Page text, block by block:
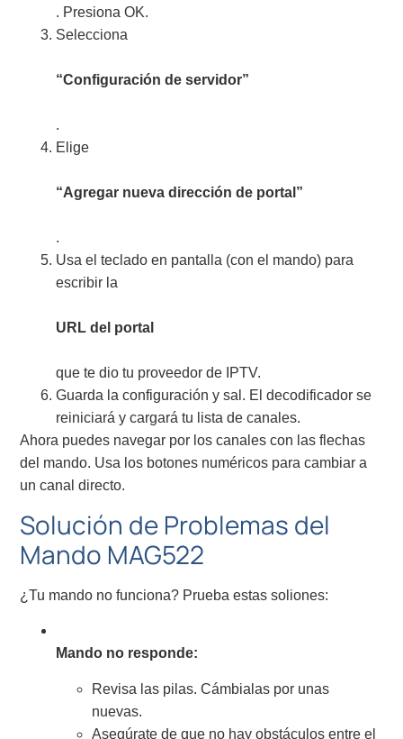
. Presiona OK.
Selecciona
“Configuración de servidor”
.
Elige
“Agregar nueva dirección de portal”
.
Usa el teclado en pantalla (con el mando) para
escribir la
URL del portal
que te dio tu proveedor de IPTV.
Guarda la configuración y sal. El decodificador se
reiniciará y cargará tu lista de canales.
Ahora puedes navegar por los canales con las flechas
del mando. Usa los botones numéricos para cambiar a
un canal directo.
Solución de Problemas del
Mando MAG522
¿Tu mando no funciona? Prueba estas soliones:
Mando no responde:
Revisa las pilas. Cámbialas por unas
nuevas.
Asegúrate de que no hay obstáculos entre el